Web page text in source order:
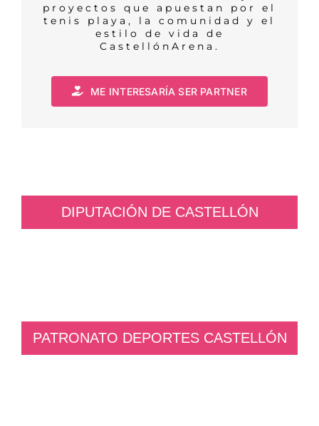
proyectos que apuestan por el
tenis playa, la comunidad y el
estilo de vida de
CastellónArena.
ME INTERESARÍA SER PARTNER
DIPUTACIÓN DE CASTELLÓN
PATRONATO DEPORTES CASTELLÓN